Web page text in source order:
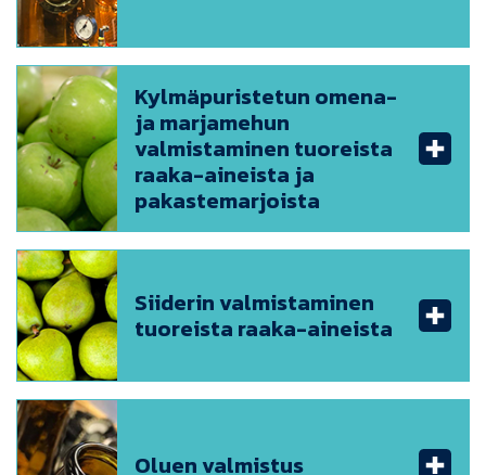
Kylmäpuristetun omena-
ja marjamehun
valmistaminen tuoreista
raaka-aineista ja
pakastemarjoista
Siiderin valmistaminen
tuoreista raaka-aineista
Oluen valmistus